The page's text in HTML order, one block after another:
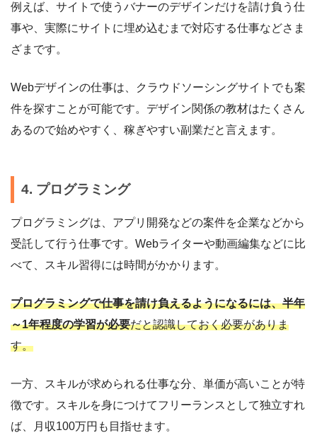
例えば、サイトで使うバナーのデザインだけを請け負う仕
事や、実際にサイトに埋め込むまで対応する仕事などさま
ざまです。
Webデザインの仕事は、クラウドソーシングサイトでも案
件を探すことが可能です。デザイン関係の教材はたくさん
あるので始めやすく、稼ぎやすい副業だと言えます。
4. プログラミング
プログラミングは、アプリ開発などの案件を企業などから
受託して行う仕事です。Webライターや動画編集などに比
べて、スキル習得には時間がかかります。
プログラミングで仕事を請け負えるようになるには、半年
～1年程度の学習が必要だと認識しておく必要がありま
す。
一方、スキルが求められる仕事な分、単価が高いことが特
徴です。スキルを身につけてフリーランスとして独立すれ
ば、月収100万円も目指せます。